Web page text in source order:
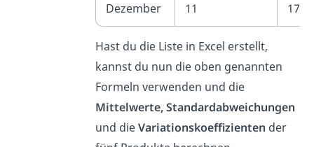
Dezember 11 17
Hast du die Liste in Excel erstellt,
kannst du nun die oben genannten
Formeln verwenden und die
Mittelwerte, Standardabweichungen
und dieVariationskoeffizienten der